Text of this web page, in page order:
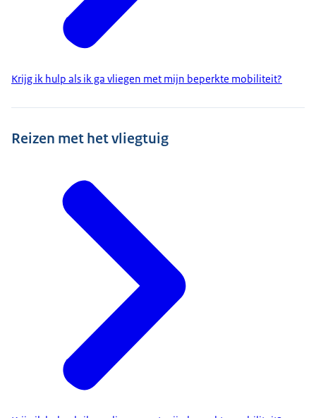
Krijg ik hulp als ik ga vliegen met mijn beperkte mobiliteit?
Reizen met het vliegtuig